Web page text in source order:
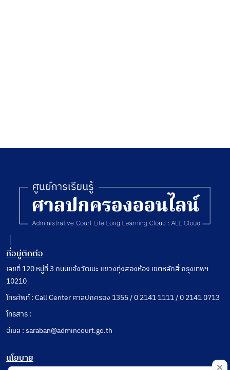
ที่อยู่ติดต่อ
เลขที่ 120 หมู่ที่ 3 ถนนแจ้งวัฒนะ แขวงทุ่งสองห้อง เขตหลักสี่ กรุงเทพฯ
10210
โทรศัพท์ : Call Center ศาลปกครอง 1355 / 0 2141 1111 / 0 2141 0713
โทรสาร :
อีเมล : saraban@admincourt.go.th
นโยบาย